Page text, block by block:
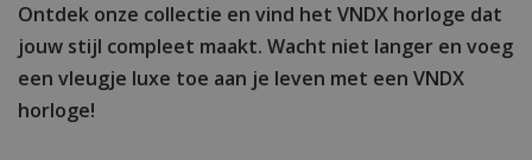
Ontdek onze collectie en vind het VNDX horloge dat
jouw stijl compleet maakt. Wacht niet langer en voeg
een vleugje luxe toe aan je leven met een VNDX
horloge!